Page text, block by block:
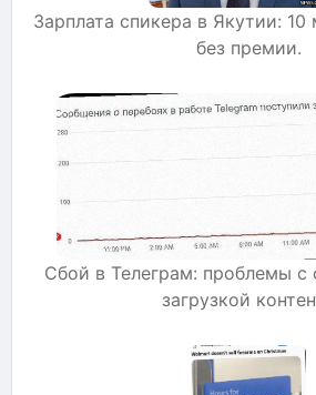
Зарплата спикера в Якутии: 10
без премии.
Сбой в Телеграм: проблемы
загрузкой